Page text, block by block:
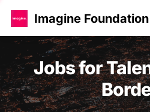
Imagine Foundation
Jobs for